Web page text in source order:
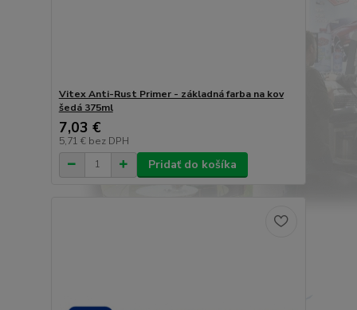
Vitex Anti-Rust Primer - základná farba na kov
šedá 375ml
7,03 €
5,71 € bez DPH
Pridať do košíka